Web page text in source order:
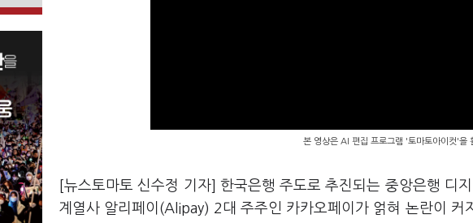
본 영상은 AI 편집 프로그램 '토마토아이컷'을
[뉴스토마토 신수정 기자] 한국은행 주도로 추진되는 중앙은행 디
계열사 알리페이(Alipay) 2대 주주인 카카오페이가 얽혀 논란이 커